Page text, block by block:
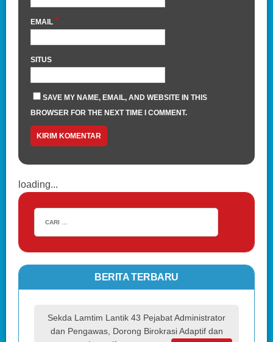
EMAIL *
SITUS
SAVE MY NAME, EMAIL, AND WEBSITE IN THIS
BROWSER FOR THE NEXT TIME I COMMENT.
loading...
BERITA TERBARU
Sekda Lamtim Lantik 43 Pejabat Administrator
dan Pengawas, Dorong Birokrasi Adaptif dan